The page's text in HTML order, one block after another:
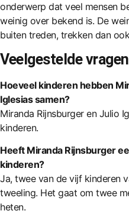
onderwerp dat veel mensen
weinig over bekend is. De
buiten treden, trekken dan
Veelgestelde vragen
Hoeveel kinderen hebben
Iglesias samen?
Miranda Rijnsburger en Julio
kinderen.
Heeft Miranda Rijnsburger
kinderen?
Ja, twee van de vijf kinderen
tweeling. Het gaat om twee
heten.